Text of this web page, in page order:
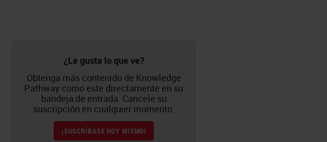
¿Le gusta lo que ve?
Obtenga más contenido de Knowledge
Pathway como este directamente en su
bandeja de entrada. Cancele su
suscripción en cualquier momento.
¡SUSCRÍBASE HOY MISMO!